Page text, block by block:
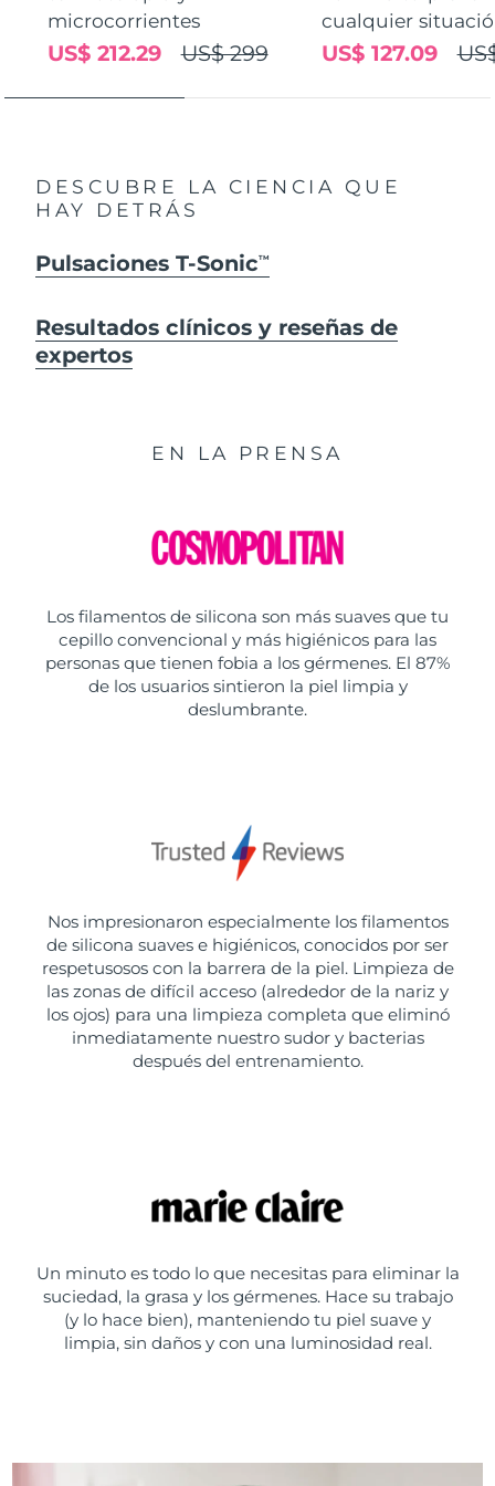
microcorrientes
US$ 299
US$ 212.29
cualquier
US$ 127.09
DESCUBRE LA CIENCIA QUE
HAY DETRÁS
Pulsaciones T-SonicTM
Resultados clínicos y reseñas de
expertos
EN LA PRENSA
Los filamentos de silicona son más suaves que tu
cepillo convencional y más higiénicos para las
personas que tienen fobia a los gérmenes. El 87%
de los usuarios sintieron la piel limpia y
deslumbrante.
Nos impresionaron especialmente los filamentos
de silicona suaves e higiénicos, conocidos por ser
respetusosos con la barrera de la piel. Limpieza de
las zonas de difícil acceso (alrededor de la nariz y
los ojos) para una limpieza completa que eliminó
inmediatamente nuestro sudor y bacterias
después del entrenamiento.
Un minuto es todo lo que necesitas para eliminar la
suciedad, la grasa y los gérmenes. Hace su trabajo
(y lo hace bien), manteniendo tu piel suave y
limpia, sin daños y con una luminosidad real.